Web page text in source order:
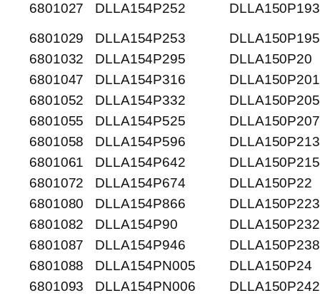
6801027 DLLA154P252
DLLA150P193
6801029
DLLA154P253
DLLA150P195
6801032
DLLA154P295
DLLA150P20
6801047
DLLA154P316
6801052
DLLA154P332
DLLA150P205
6801055
DLLA154P525
DLLA150P207
6801058
DLLA154P596
DLLA150P213
6801061
DLLA154P642
6801072
DLLA154P674
DLLA150P22
6801080
DLLA154P866
DLLA150P223
6801082
DLLA154P90
DLLA150P232
6801087
DLLA154P946
DLLA150P238
6801088
DLLA154PN005
DLLA150P24
6801093
DLLA154PN006
DLLA150P242